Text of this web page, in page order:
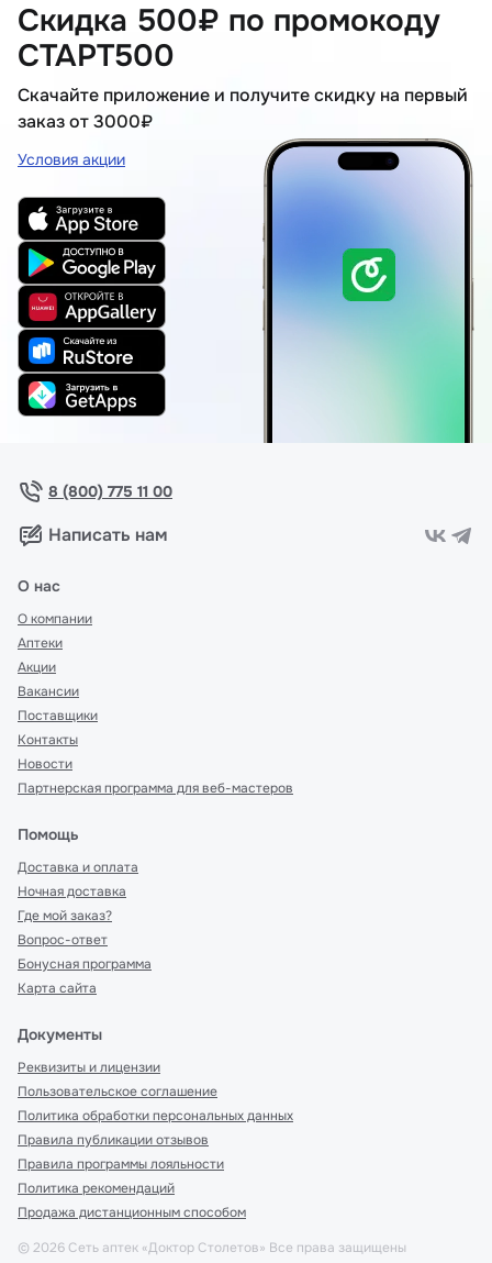
Скидка 500₽ по промокоду
СТАРТ500
Скачайте приложение и получите скидку на первый
заказ от 3000₽
Условия акции
8 (800) 775 11 00
Написать нам
О нас
О компании
Аптеки
Акции
Вакансии
Поставщики
Контакты
Новости
Партнерская программа для веб-мастеров
Помощь
Доставка и оплата
Ночная доставка
Где мой заказ?
Вопрос-ответ
Бонусная программа
Карта сайта
Документы
Реквизиты и лицензии
Пользовательское соглашение
Политика обработки персональных данных
Правила публикации отзывов
Правила программы лояльности
Политика рекомендаций
Продажа дистанционным способом
© 2026 Сеть аптек «Доктор Столетов» Все права защищены